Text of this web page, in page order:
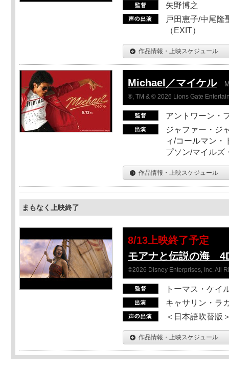
矢野博之
戸田恵子/中尾隆
（EXIT）
作品情報・上映スケジュール
Michael／マイケル
®, TM & © 2026 Lions Gate
アントワーン・
ジャファー・ジ
ィ/コールマン・
プソン/マイルズ
作品情報・上映スケジュール
まもなく上映終了
8/13上映終了予定
モアナと伝説の海
©2026 Disney Enterprises, Inc. All
トーマス・ケイ
キャサリン・ラ
＜日本語吹替版
作品情報・上映スケジュール